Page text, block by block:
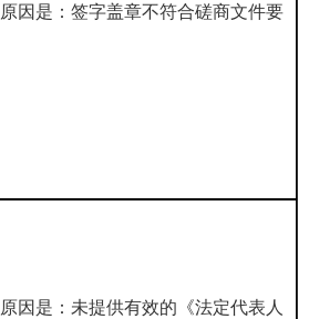
因是：签字盖章不符合磋商文件要
因是：未提供有效的《法定代表人